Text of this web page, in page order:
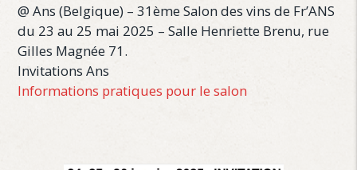
@ Ans (Belgique) – 31ème Salon des vins de Fr’ANS
du 23 au 25 mai 2025 – Salle Henriette Brenu, rue
Gilles Magnée 71.
Invitations Ans
Informations pratiques pour le salon